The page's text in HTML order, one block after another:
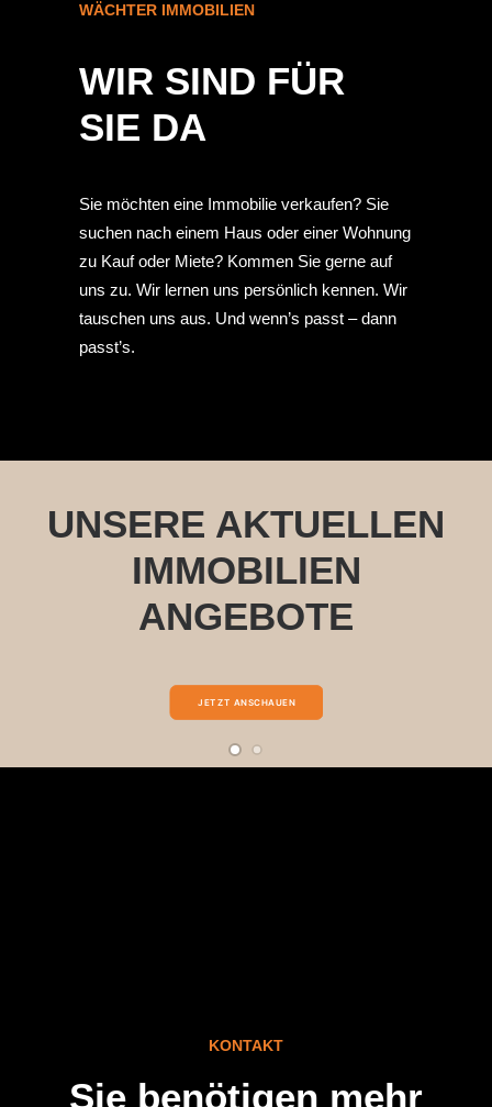
WÄCHTER IMMOBILIEN
WIR SIND FÜR
SIE DA
Sie möchten eine Immobilie verkaufen? Sie
suchen nach einem Haus oder einer Wohnung
zu Kauf oder Miete? Kommen Sie gerne auf
uns zu. Wir lernen uns persönlich kennen. Wir
tauschen uns aus. Und wenn’s passt – dann
passt’s.
UNSERE AKTUELLEN
IMMOBILIEN
ANGEBOTE
JETZT ANSCHAUEN
KONTAKT
Sie benötigen mehr